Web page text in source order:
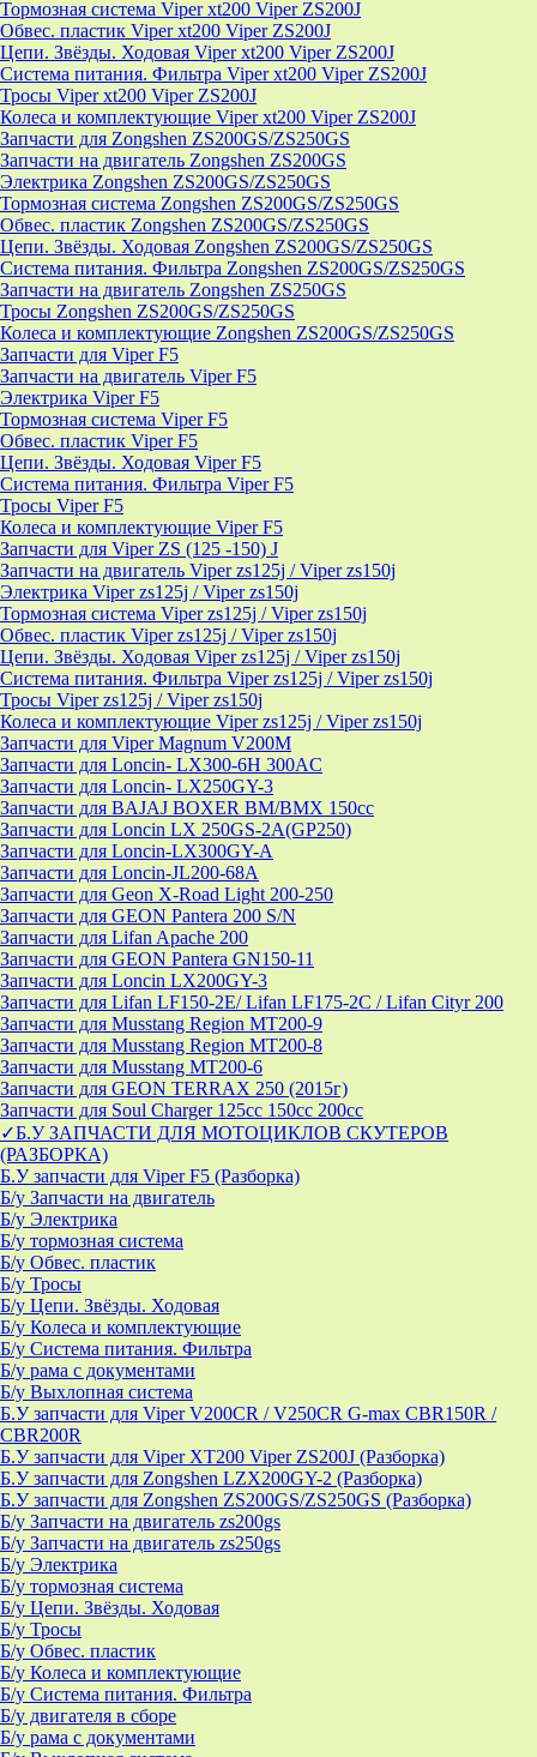
Тормозная система Viper xt200 Viper ZS200J
Обвес. пластик Viper xt200 Viper ZS200J
Цепи. Звёзды. Ходовая Viper xt200 Viper ZS200J
Система питания. Фильтра Viper xt200 Viper ZS200J
Тросы Viper xt200 Viper ZS200J
Колеса и комплектующие Viper xt200 Viper ZS200J
Запчасти для Zongshen ZS200GS/ZS250GS
Запчасти на двигатель Zongshen ZS200GS
Электрика Zongshen ZS200GS/ZS250GS
Тормозная система Zongshen ZS200GS/ZS250GS
Обвес. пластик Zongshen ZS200GS/ZS250GS
Цепи. Звёзды. Ходовая Zongshen ZS200GS/ZS250GS
Система питания. Фильтра Zongshen ZS200GS/ZS250GS
Запчасти на двигатель Zongshen ZS250GS
Тросы Zongshen ZS200GS/ZS250GS
Колеса и комплектующие Zongshen ZS200GS/ZS250GS
Запчасти для Viper F5
Запчасти на двигатель Viper F5
Электрика Viper F5
Тормозная система Viper F5
Обвес. пластик Viper F5
Цепи. Звёзды. Ходовая Viper F5
Система питания. Фильтра Viper F5
Тросы Viper F5
Колеса и комплектующие Viper F5
Запчасти для Viper ZS (125 -150) J
Запчасти на двигатель Viper zs125j / Viper zs150j
Электрика Viper zs125j / Viper zs150j
Тормозная система Viper zs125j / Viper zs150j
Обвес. пластик Viper zs125j / Viper zs150j
Цепи. Звёзды. Ходовая Viper zs125j / Viper zs150j
Система питания. Фильтра Viper zs125j / Viper zs150j
Тросы Viper zs125j / Viper zs150j
Колеса и комплектующие Viper zs125j / Viper zs150j
Запчасти для Viper Magnum V200M
Запчасти для Loncin- LX300-6H 300AC
Запчасти для Loncin- LX250GY-3
Запчасти для BAJAJ BOXER BM/ВМX 150cc
Запчасти для Loncin LX 250GS-2A(GP250)
Запчасти для Loncin-LX300GY-A
Запчасти для Loncin-JL200-68A
Запчасти для Geon X-Road Light 200-250
Запчасти для GEON Pantera 200 S/N
Запчасти для Lifan Apache 200
Запчасти для GEON Pantera GN150-11
Запчасти для Loncin LX200GY-3
Запчасти для Lifan LF150-2E/ Lifan LF175-2C / Lifan Cityr 200
Запчасти для Musstang Region MT200-9
Запчасти для Musstang Region MT200-8
Запчасти для Musstang MT200-6
Запчасти для GEON TERRAX 250 (2015г)
Запчасти для Soul Charger 125сс 150cc 200сс
✓Б.У ЗАПЧАСТИ ДЛЯ МОТОЦИКЛОВ СКУТЕРОВ
(РАЗБОРКА)
Б.У запчасти для Viper F5 (Разборка)
Б/у Запчасти на двигатель
Б/у Электрика
Б/у тормозная система
Б/у Обвес. пластик
Б/у Тросы
Б/у Цепи. Звёзды. Ходовая
Б/у Колеса и комплектующие
Б/у Система питания. Фильтра
Б/у рама с документами
Б/у Выхлопная система
Б.У запчасти для Viper V200CR / V250CR G-max CBR150R /
CBR200R
Б.У запчасти для Viper XT200 Viper ZS200J (Разборка)
Б.У запчасти для Zongshen LZX200GY-2 (Разборка)
Б.У запчасти для Zongshen ZS200GS/ZS250GS (Разборка)
Б/у Запчасти на двигатель zs200gs
Б/у Запчасти на двигатель zs250gs
Б/у Электрика
Б/у тормозная система
Б/у Цепи. Звёзды. Ходовая
Б/у Тросы
Б/у Обвес. пластик
Б/у Колеса и комплектующие
Б/у Система питания. Фильтра
Б/у двигателя в сборе
Б/у рама с документами